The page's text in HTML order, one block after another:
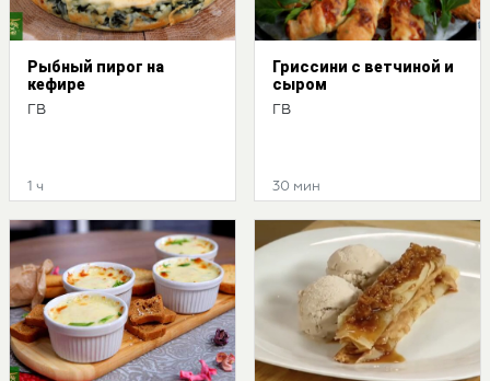
Рыбный пирог на
кефире
ГВ
1 ч
Гриссини с ветчиной и
сыром
ГВ
30 мин